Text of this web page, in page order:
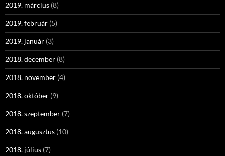
2019. március (8)
2019. február (5)
2019. január (3)
2018. december (8)
2018. november (4)
2018. október (9)
2018. szeptember (7)
2018. augusztus (10)
2018. július (7)